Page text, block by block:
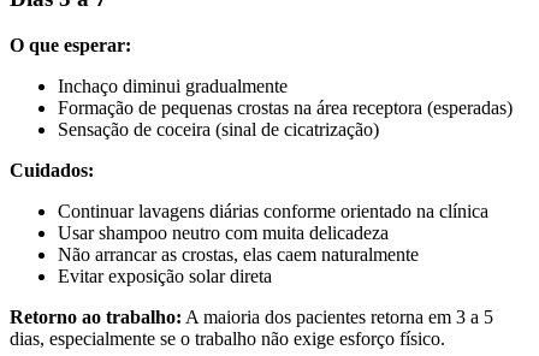
O que esperar:
Inchaço diminui gradualmente
Formação de pequenas crostas na área receptora (esperadas)
Sensação de coceira (sinal de cicatrização)
Cuidados:
Continuar lavagens diárias conforme orientado na clínica
Usar shampoo neutro com muita delicadeza
Não arrancar as crostas, elas caem naturalmente
Evitar exposição solar direta
Retorno ao trabalho: A maioria dos pacientes retorna em 3 a 5
dias, especialmente se o trabalho não exige esforço físico.